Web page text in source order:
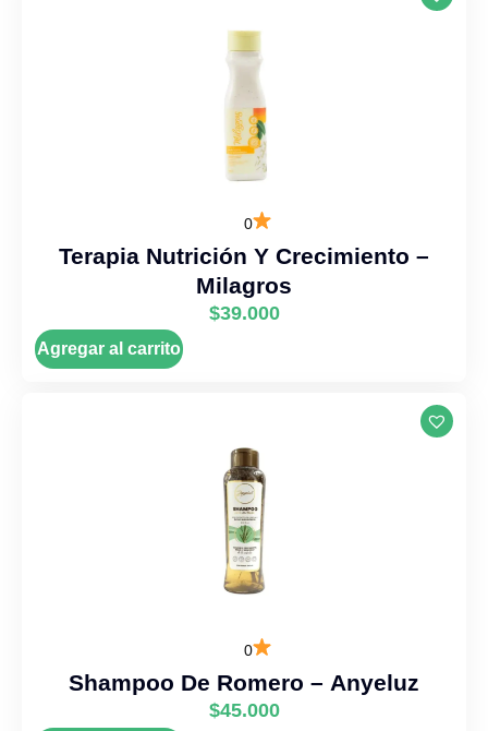
0
Terapia Nutrición Y Crecimiento –
Milagros
$39.000
Agregar al carrito
0
Shampoo De Romero – Anyeluz
$45.000